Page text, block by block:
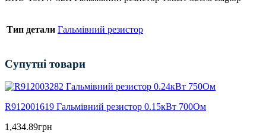
Тип детали Гальмівний резистор
Супутні товари
R912001619 Гальмівний резистор 0.15кВт 700Ом
1,434.89грн